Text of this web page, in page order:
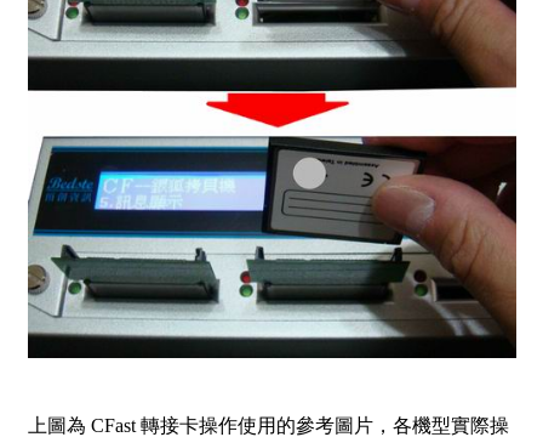
上圖為 CFast 轉接卡操作使用的參考圖片，各機型實際操